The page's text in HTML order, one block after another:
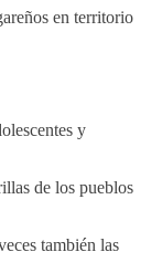
en territorio
y
de los pueblos
también las